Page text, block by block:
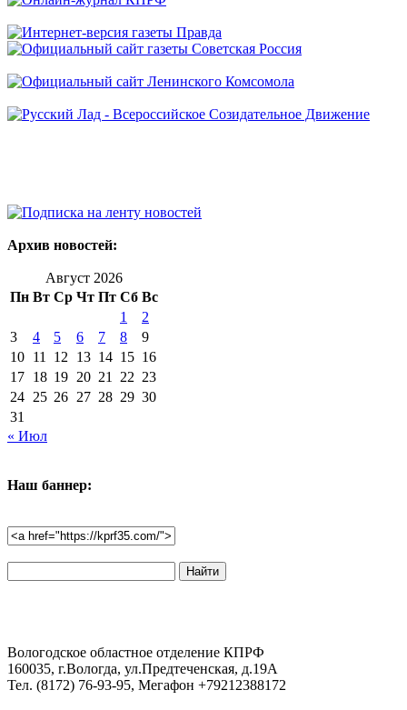
Архив новостей:
Август 2026
Пн Вт Ср Чт Пт Сб Вс
1
2
3
4 5 6 7 8
9
10 11 12 13 14 15 16
17 18 19 20 21 22 23
24 25 26 27 28 29 30
31
« Июл
Наш баннер:
по
Вологодское областное отделение КПРФ
160035, г.Вологда, ул.Предтеченская, д.19А
Тел. (8172) 76-93-95, Мегафон +79212388172